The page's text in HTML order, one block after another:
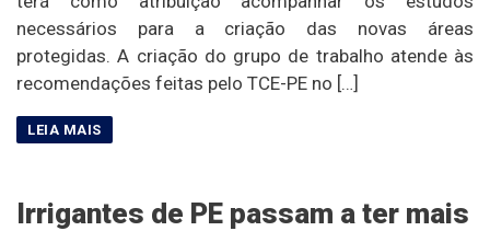
necessários para a criação das novas áreas
protegidas. A criação do grupo de trabalho atende às
recomendações feitas pelo TCE-PE no […]
Irrigantes de PE passam a ter mais